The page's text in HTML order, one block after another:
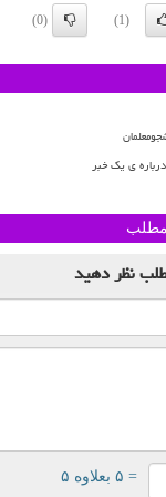
(1)
(0)
ی یک خبر
مطلب
نظر دهید
= ۵ بعلاوه ۵